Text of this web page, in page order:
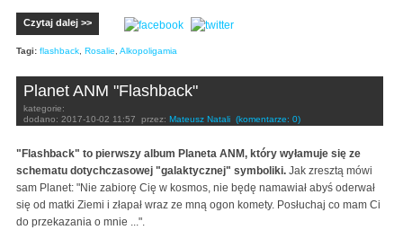
Czytaj dalej >>
Tagi: flashback Rosalie Alkopoligamia
Planet ANM "Flashback"
kategorie:
dodano: 2017-10-02 11:57 przez: Mateusz Natali (komentarze: 0)
"Flashback" to pierwszy album Planeta ANM, który wyłamuje się ze
schematu dotychczasowej "galaktycznej" symboliki. Jak zresztą mówi
sam Planet: "Nie zabiorę Cię w kosmos, nie będę namawiał abyś oderwał
się od matki Ziemi i złapał wraz ze mną ogon komety. Posłuchaj co mam Ci
do przekazania o mnie ...".